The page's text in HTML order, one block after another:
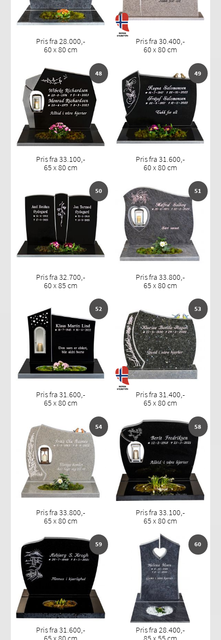
Pris fra 28.000,-
60 x 80 cm
Pris fra 30.400,-
60 x 80 cm
48
Pris fra 33.100,-
65 x 80 cm
49
Pris fra 31.600,-
60 x 80 cm
50
Pris fra 32.700,-
60 x 85 cm
51
Pris fra 33.800,-
65 x 80 cm
52
Pris fra 31.600,-
65 x 80 cm
53
Pris fra 31.400,-
65 x 80 cm
54
Pris fra 33.800,-
65 x 80 cm
58
Pris fra 33.100,-
65 x 80 cm
59
Pris fra 31.600,-
60
Pris fra 28.400,-